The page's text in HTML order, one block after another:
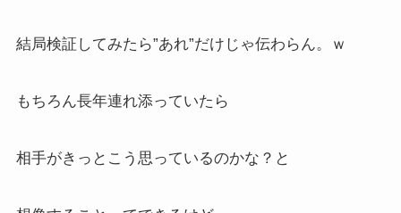
結局検証してみたら”あれ”だけじゃ伝わらん。ｗ
もちろん長年連れ添っていたら
相手がきっとこう思っているのかな？と